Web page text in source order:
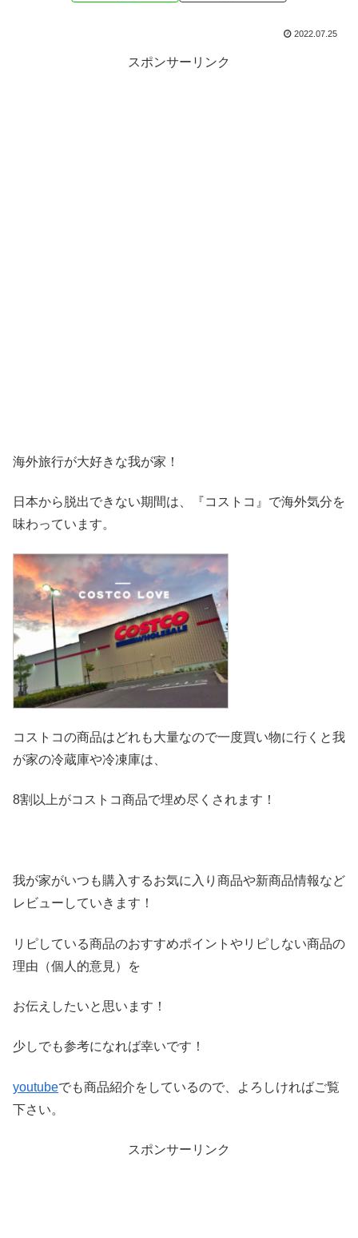
2022.07.25
スポンサーリンク
海外旅行が大好きな我が家！
日本から脱出できない期間は、『コストコ』 で海外気分を
味わっています。
コストコの商品はどれも大量なので一度買い物に行くと我
が家の冷蔵庫や冷凍庫は、
8割以上がコストコ商品で埋め尽くされます！
我が家がいつも購入するお気に入り商品や新商品情報など
レビ ューしていきます！
リピしている商品のおすすめポイントやリピしない商品の
理由（個人的意見）を
お伝えしたいと思います！
少しでも参考になれば幸いです！
youtubeでも商品紹介をしているので、よろしければご覧
下さい。
スポンサーリンク